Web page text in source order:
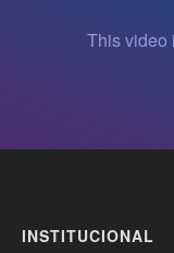
INSTITUCIONAL